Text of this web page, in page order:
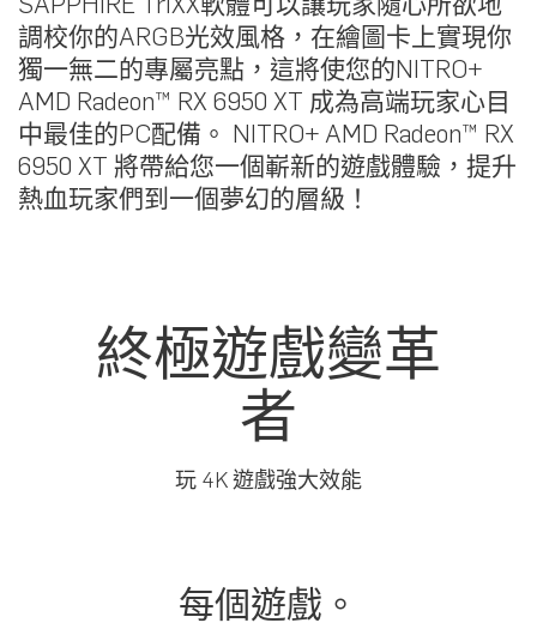
調校你的ARGB光效風格，在繪圖卡上實現你
獨一無二的專屬亮點，這將使您的NITRO+
AMD Radeon™ RX 6950 XT 成為高端玩家心目
中最佳的PC配備。 NITRO+ AMD Radeon™ RX
6950 XT 將帶給您一個嶄新的遊戲體驗，提升
熱血玩家們到一個夢幻的層級！
終極遊戲變革
者
玩 4K 遊戲強大效能
每個遊戲。